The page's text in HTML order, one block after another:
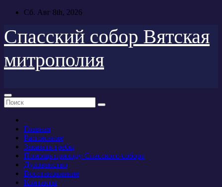
Перейти
содержимому
Сб. Авг 8th, 2026
Спасский собор Вятская
митрополия
Главная
Расписание
Заказать требы
Помощь приходу Спасского собора
Духовенство
Восстановление
Контакты